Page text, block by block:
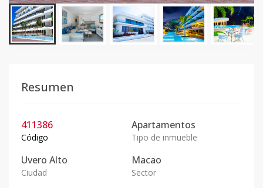
Resumen
411386
Código
Apartamentos
Tipo de inmueble
Uvero Alto
Ciudad
Macao
Sector